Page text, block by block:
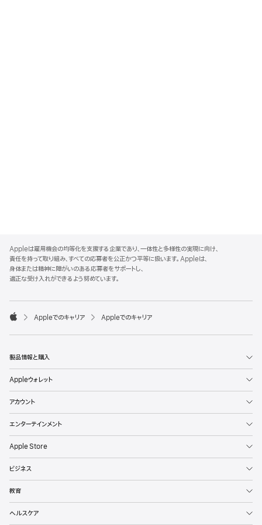
p
p
l
e
o
t
Appleは雇用機会の均等化を支援する企業であり、一体性と多様性の実現に向け、
責任を持って取り組み、すべての応募者を公正かつ平等に扱います。Appleは、
身体または精神に障がいのある応募者をサポートし、
適正な受け入れができるよう努めています。

p
l
Appleでのキャリア Appleでのキャリア
製品情報と購入
Appleウォレット
アカウント
エンターテインメント
Apple Store
ビジネス
教育
ヘルスケア